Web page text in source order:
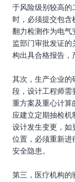
于风险级别较高的
时，必须提交包
翻力检测作为电气
监部门审批发证
构出具合格报告，
其次，生产企业的
段，设计工程师需
重方案及重心计算
应建立定期抽检机
设计发生变更，如
位置，必须重新进
安全隐患。
第三，医疗机构的